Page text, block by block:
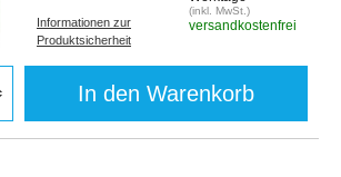
Informationen zur
Produktsicherheit
(inkl. MwSt.)
versandkostenfrei
In den Warenkorb